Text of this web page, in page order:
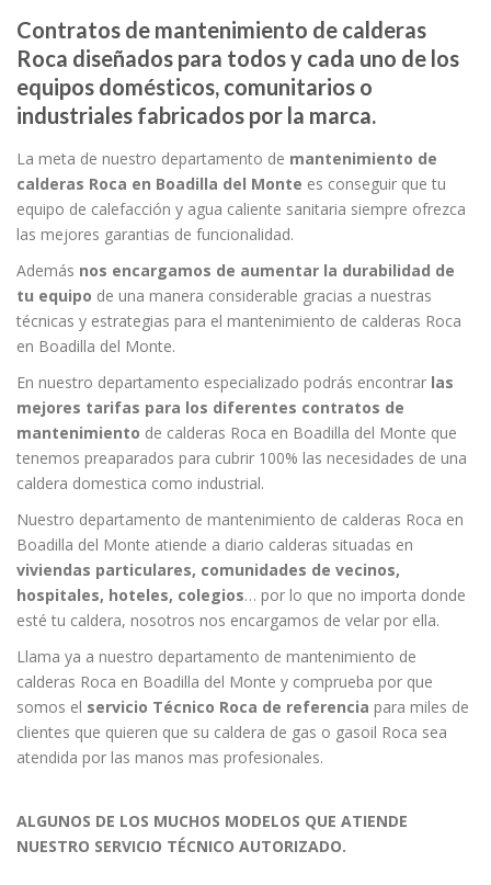
Contratos de mantenimiento de calderas
Roca diseñados para todos y cada uno de los
equipos domésticos, comunitarios o
industriales fabricados por la marca.
La meta de nuestro departamento de mantenimiento de
calderas Roca en Boadilla del Monte es conseguir que tu
equipo de calefacción y agua caliente sanitaria siempre ofrezca
las mejores garantias de funcionalidad.
Además nos encargamos de aumentar la durabilidad de
tu equipo de una manera considerable gracias a nuestras
técnicas y estrategias para el mantenimiento de calderas Roca
en Boadilla del Monte.
En nuestro departamento especializado podrás encontrar las
mejores tarifas para los diferentes contratos de
mantenimiento de calderas Roca en Boadilla del Monte que
tenemos preaparados para cubrir 100% las necesidades de una
caldera domestica como industrial.
Nuestro departamento de mantenimiento de calderas Roca en
Boadilla del Monte atiende a diario calderas situadas en
viviendas particulares, comunidades de vecinos,
hospitales, hoteles, colegios… por lo que no importa donde
esté tu caldera, nosotros nos encargamos de velar por ella.
Llama ya a nuestro departamento de mantenimiento de
calderas Roca en Boadilla del Monte y comprueba por que
somos el servicio Técnico Roca de referencia para miles de
clientes que quieren que su caldera de gas o gasoil Roca sea
atendida por las manos mas profesionales.
ALGUNOS DE LOS MUCHOS MODELOS QUE ATIENDE
NUESTRO SERVICIO TÉCNICO AUTORIZADO.